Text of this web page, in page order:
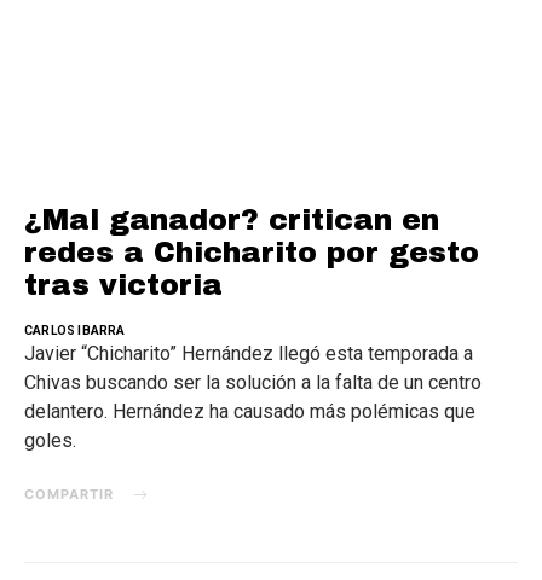
¿Mal ganador? critican en
redes a Chicharito por gesto
tras victoria
CARLOS IBARRA
Javier “Chicharito” Hernández llegó esta temporada a
Chivas buscando ser la solución a la falta de un centro
delantero. Hernández ha causado más polémicas que
goles.
COMPARTIR